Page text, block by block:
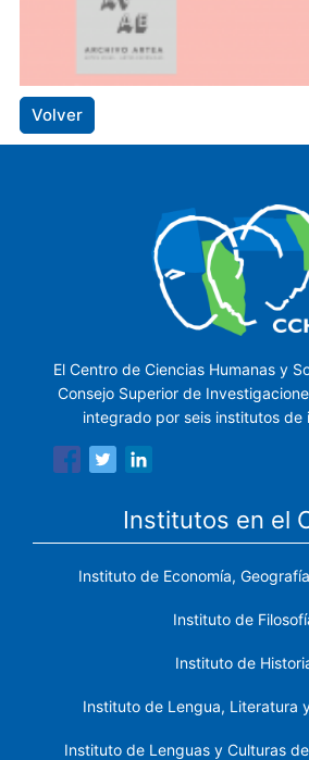
Volver
El Centro de Ciencias Humanas y
Consejo Superior de
integrado por seis institutos de
Institutos en el
Instituto de Economía,
Instituto de
Instituto de
Instituto de Lengua, Literatura
Instituto de Lenguas y Culturas